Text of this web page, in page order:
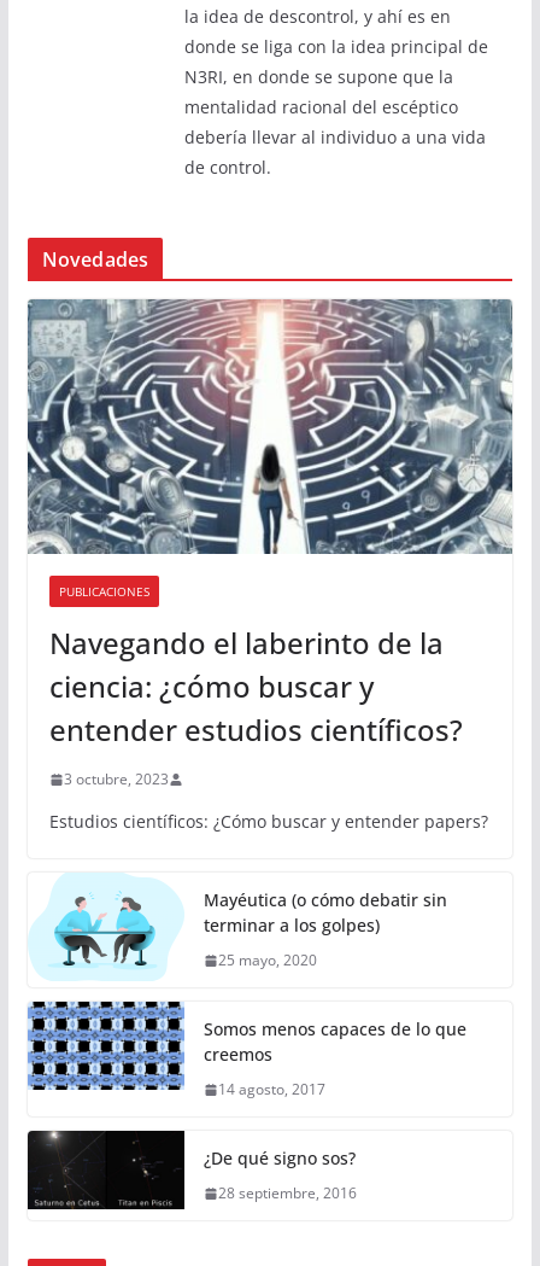
la idea de descontrol, y ahí es en
donde se liga con la idea principal de
N3RI, en donde se supone que la
mentalidad racional del escéptico
debería llevar al individuo a una vida
de control.
Novedades
PUBLICACIONES
Navegando el laberinto de la
ciencia: ¿cómo buscar y
entender estudios científicos?
3 octubre, 2023
Estudios científicos: ¿Cómo buscar y entender papers?
Mayéutica (o cómo debatir sin
terminar a los golpes)
25 mayo, 2020
Somos menos capaces de lo que
creemos
14 agosto, 2017
¿De qué signo sos?
28 septiembre, 2016